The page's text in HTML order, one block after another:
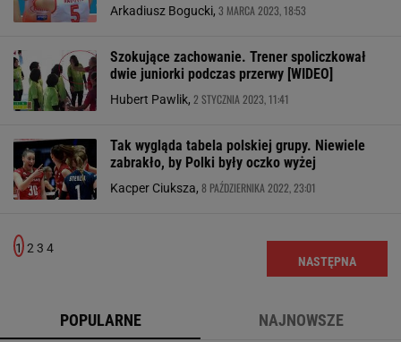
Arkadiusz Bogucki, 3 MARCA 2023, 18:53
Szokujące zachowanie. Trener spoliczkował
dwie juniorki podczas przerwy [WIDEO]
Hubert Pawlik, 2 STYCZNIA 2023, 11:41
Tak wygląda tabela polskiej grupy. Niewiele
zabrakło, by Polki były oczko wyżej
Kacper Ciuksza, 8 PAŹDZIERNIKA 2022, 23:01
1 2 3 4
NASTĘPNA
POPULARNE NAJNOWSZE